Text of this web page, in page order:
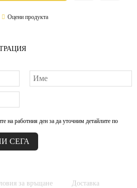
Оцени продукта
на работния ден за да уточним детайлите по
за връщане Доставка